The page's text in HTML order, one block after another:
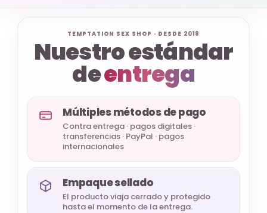
TEMPTATION SEX SHOP · DESDE 2018
Nuestro estándar
deentrega
Múltiples métodos de pago
Contra entrega · pagos digitales ·
transferencias · PayPal · pagos
internacionales
Empaque sellado
El producto viaja cerrado y protegido
hasta el momento de la entrega.